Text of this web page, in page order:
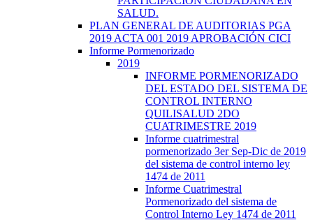
SALUD.
PLAN GENERAL DE AUDITORIAS PGA
2019 ACTA 001 2019 APROBACIÓN CICI
Informe Pormenorizado
2019
INFORME PORMENORIZADO
DEL ESTADO DEL SISTEMA DE
CONTROL INTERNO
QUILISALUD 2DO
CUATRIMESTRE 2019
Informe cuatrimestral
pormenorizado 3er Sep-Dic de 2019
del sistema de control interno ley
1474 de 2011
Informe Cuatrimestral
Pormenorizado del sistema de
Control Interno Ley 1474 de 2011